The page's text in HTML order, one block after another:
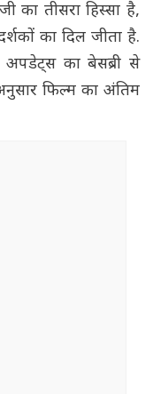
का तीसरा हिस्सा है,
का दिल जीता है.
का बेसब्री से
फिल्म का अंतिम